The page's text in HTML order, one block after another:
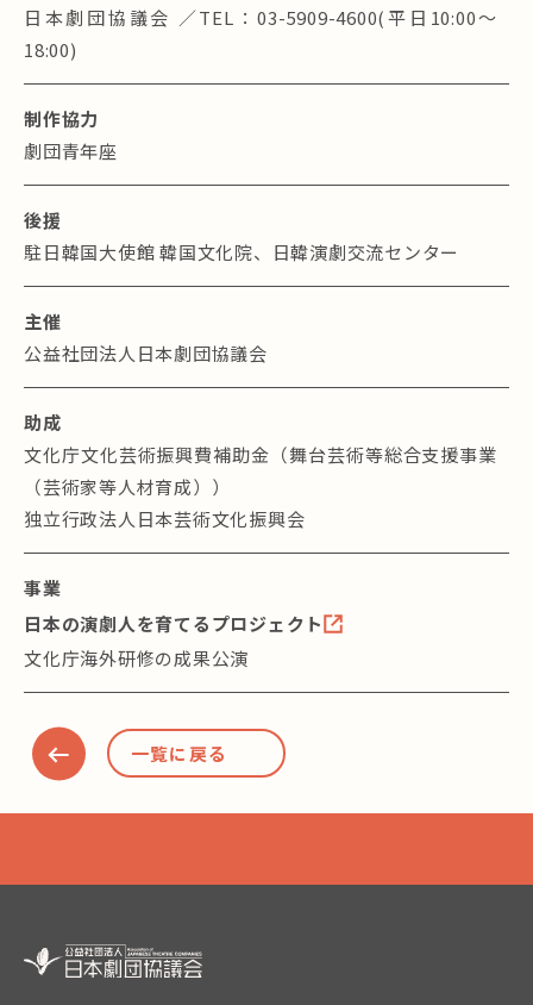
⽇本劇団協議会 ／TEL：03-5909-4600(平⽇10:00〜
18:00)
制作協力
劇団青年座
後援
駐日韓国大使館 韓国文化院、日韓演劇交流センター
主催
公益社団法人日本劇団協議会
助成
⽂化庁⽂化芸術振興費補助⾦（舞台芸術等総合⽀援事業
（芸術家等人材育成））
独⽴⾏政法⼈⽇本芸術⽂化振興会
事業
日本の演劇人を育てるプロジェクト
文化庁海外研修の成果公演
一覧に戻る